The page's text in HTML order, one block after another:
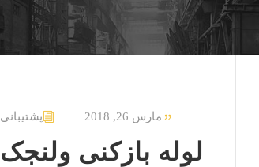
مارس 26, 2018 پشتیبانی